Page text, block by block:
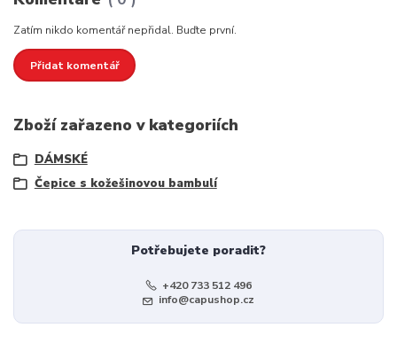
Zatím nikdo komentář nepřidal. Buďte první.
Přidat komentář
Zboží zařazeno v kategoriích
DÁMSKÉ
Čepice s kožešinovou bambulí
Potřebujete poradit?
+420 733 512 496
info@capushop.cz